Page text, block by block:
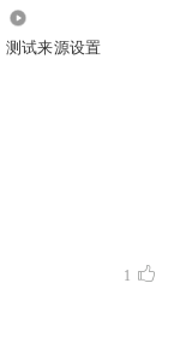
测试来源设置
1